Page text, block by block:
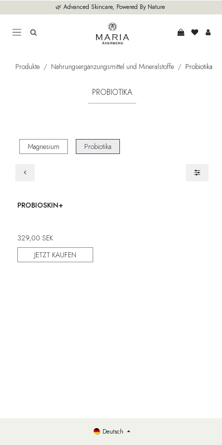
🌿 Advanced Skincare, Powered By Nature
Produkte Nahrungsergänzungsmittel und Mineralstoffe Probiotika
PROBIOTIKA
Magnesium Probiotika
PROBIOSKIN+
329,00 SEK
JETZT KAUFEN
Deutsch